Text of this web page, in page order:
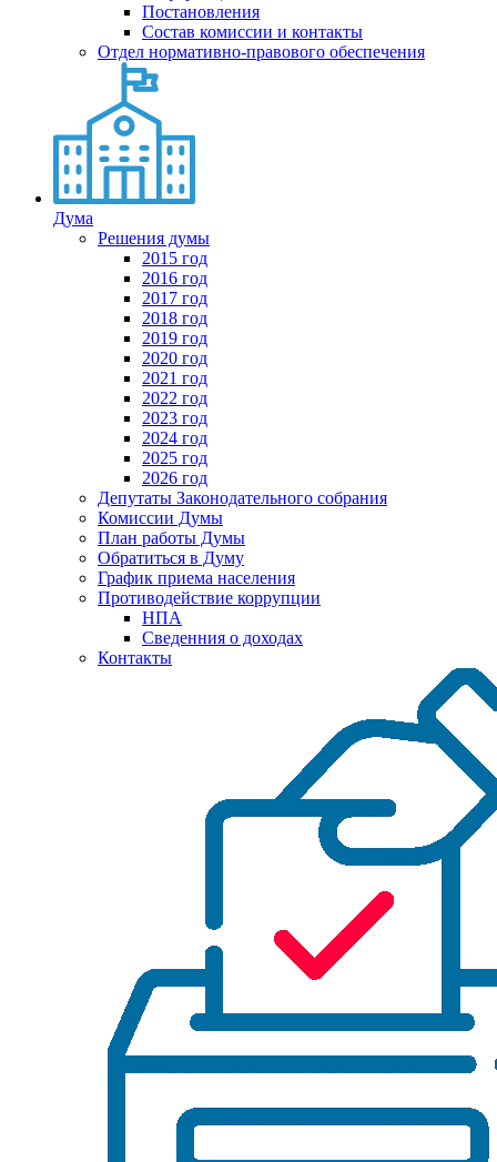
Постановления
Состав комиссии и контакты
Отдел нормативно-правового обеспечения
Дума
Решения думы
2015 год
2016 год
2017 год
2018 год
2019 год
2020 год
2021 год
2022 год
2023 год
2024 год
2025 год
2026 год
Депутаты Законодательного собрания
Комиссии Думы
План работы Думы
Обратиться в Думу
График приема населения
Противодействие коррупции
НПА
Сведенния о доходах
Контакты